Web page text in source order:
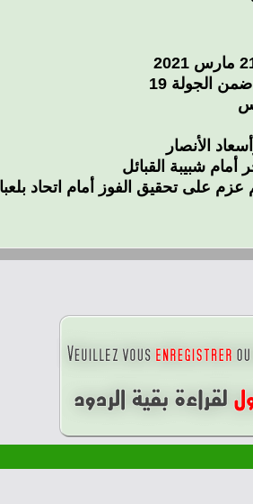
الأنصار
أمام شبيبة القبائل
عزم على تحقيق الفوز أمام اتحاد